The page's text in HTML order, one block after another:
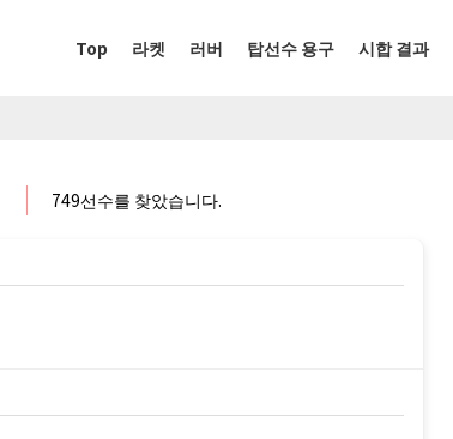
Top 라켓 러버 탑선수 용구 시합 결과
749선수를 찾았습니다.